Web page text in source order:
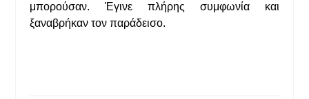
μπορούσαν. Έγινε πλήρης συμφωνία και
ξαναβρήκαν τον παράδεισο.